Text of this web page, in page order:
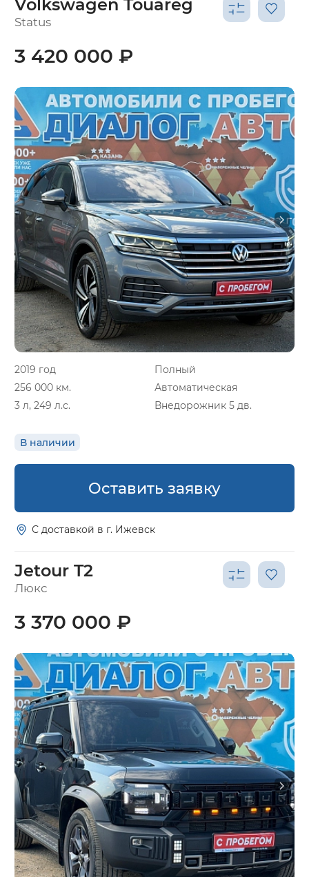
Volkswagen Touareg
Status
2019 год
Полный
256 000 км.
Автоматическая
3 л, 249 л.с.
Внедорожник 5 дв.
В наличии
3 420 000 ₽
Оставить заявку
С доставкой в г. Ижевск
Jetour T2
Люкс
3 370 000 ₽